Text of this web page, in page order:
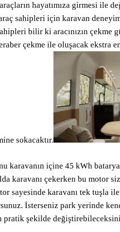
hayatımıza girmesi ile
sahipleri için karavan
bilir ki aracınızın çekme
çekme ile oluşacak ekstra
sokacaktır.
karavanın içine 45 kWh
karavanı çekerken bu motor
sayesinde karavanı tek tuşla
İsterseniz park yerinde
pratik şekilde